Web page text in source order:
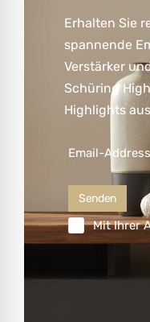
Erhalten Sie
spannende
Verstärker
Schüring
Highlights
Email-
Mit Ihrer